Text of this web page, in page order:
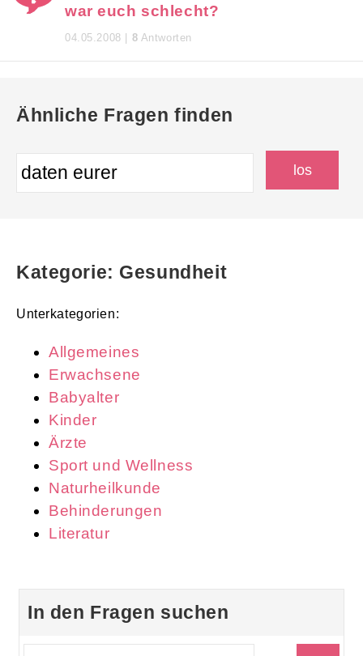
war euch schlecht?
04.05.2008 | 8 Antworten
Ähnliche Fragen finden
Kategorie: Gesundheit
Unterkategorien:
Allgemeines
Erwachsene
Babyalter
Kinder
Ärzte
Sport und Wellness
Naturheilkunde
Behinderungen
Literatur
In den Fragen suchen